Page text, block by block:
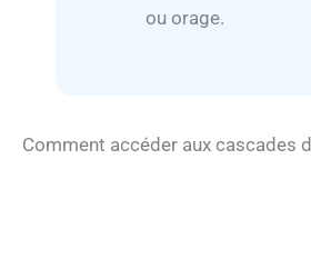
ou orage.
Comment accéder aux cascades